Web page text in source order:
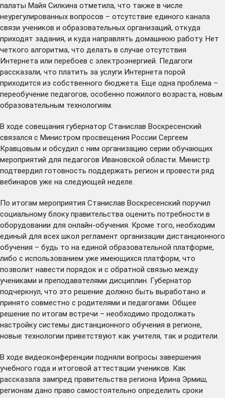
палаты Майя Силкина отметила, что также в числе
неурегулированных вопросов – отсутствие единого канала
связи учеников и образовательных организаций, откуда
приходят задания, и куда направлять домашнюю работу. Нет
четкого алгоритма, что делать в случае отсутствия
Интернета или перебоев с электроэнергией. Педагоги
рассказали, что платить за услуги Интернета порой
приходится из собственного бюджета. Еще одна проблема –
переобучение педагогов, особенно пожилого возраста, новым
образовательным технологиям.
В ходе совещания губернатор Станислав Воскресенский
связался с Министром просвещения России Сергеем
Кравцовым и обсудил с ним организацию серии обучающих
мероприятий для педагогов Ивановской области. Министр
подтвердил готовность поддержать регион и провести ряд
вебинаров уже на следующей неделе.
По итогам мероприятия Станислав Воскресенский поручил
социальному блоку правительства оценить потребности в
оборудовании для онлайн-обучения. Кроме того, необходим
единый для всех школ регламент организации дистанционного
обучения – будь то на единой образовательной платформе,
либо с использованием уже имеющихся платформ, что
позволит навести порядок и с обратной связью между
учениками и преподавателями дисциплин. Губернатор
подчеркнул, что это решение должно быть выработано и
принято совместно с родителями и педагогами. Общее
решение по итогам встречи – необходимо продолжать
настройку системы дистанционного обучения в регионе,
новые технологии приветствуют как учителя, так и родители.
В ходе видеоконференции подняли вопросы завершения
учебного года и итоговой аттестации учеников. Как
рассказала зампред правительства региона Ирина Эрмиш,
регионам дано право самостоятельно определить сроки